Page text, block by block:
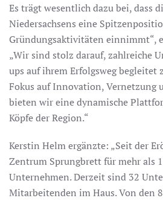
Es trägt wesentlich dazu bei, dass
Niedersachsens eine
Gründungsaktivitäten einnimmt“,
„Wir sind stolz darauf, zahlreiche
ups auf ihrem Erfolgsweg begleitet
Fokus auf Innovation, Vernetzung
bieten wir eine dynamische
Köpfe der Region.“
Kerstin Helm ergänzte: „Seit der
Zentrum Sprungbrett für mehr als
Unternehmen. Derzeit sind 32
Mitarbeitenden im Haus. Von den